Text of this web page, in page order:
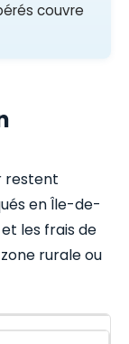
couvre
restent
en Île-de-
les frais de
rurale ou